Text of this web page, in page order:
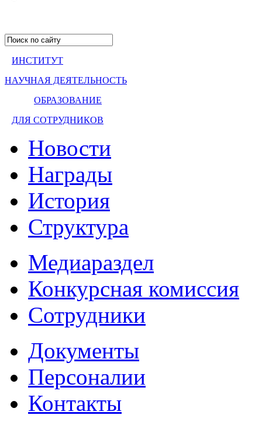
ИНСТИТУТ
НАУЧНАЯ ДЕЯТЕЛЬНОСТЬ
ОБРАЗОВАНИЕ
ДЛЯ СОТРУДНИКОВ
Новости
Награды
История
Структура
Медиараздел
Конкурсная комиссия
Сотрудники
Документы
Персоналии
Контакты